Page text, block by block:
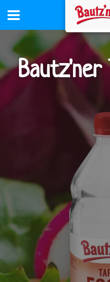
AKTUELLES
PRODUKTE
BRUTZELKUNDE
Bautz'ner